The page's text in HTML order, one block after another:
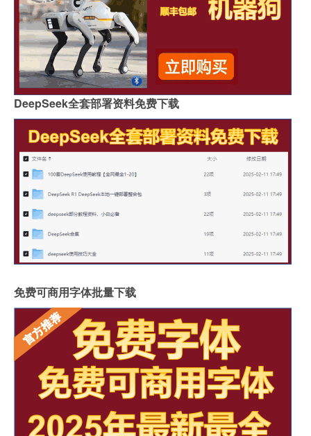
DeepSeek全套部署资料免费下载
免费可商用字体批量下载